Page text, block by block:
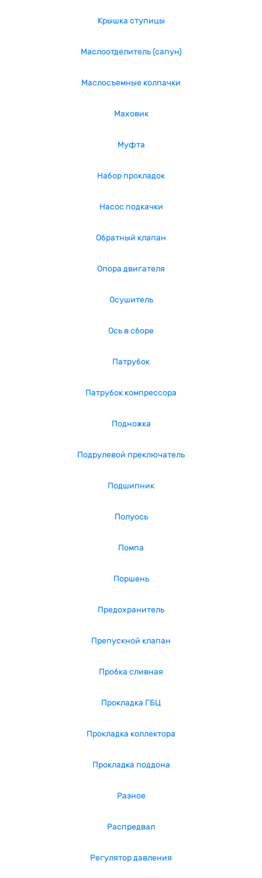
Крышка ступицы
Маслоотделитель (сапун)
Маслосъемные колпачки
Маховик
Муфта
Набор прокладок
Насос подкачки
Обратный клапан
Опора двигателя
Осушитель
Ось в сборе
Патрубок
Патрубок компрессора
Подножка
Подрулевой преключатель
Подшипник
Полуось
Помпа
Поршень
Предохранитель
Препускной клапан
Пробка сливная
Прокладка ГБЦ
Прокладка коллектора
Прокладка поддона
Разное
Распредвал
Регулятор давления